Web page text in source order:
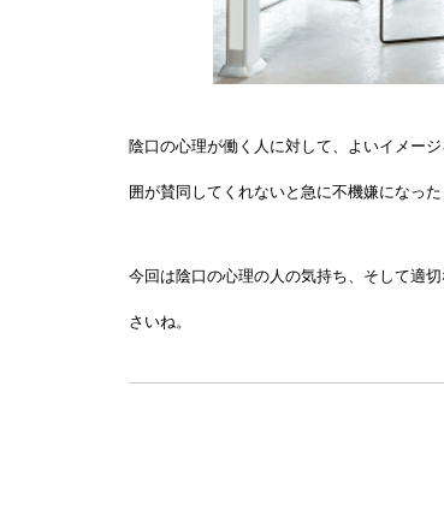
陰口の心理が働く人に対して、よいイメー
囲が賛同してくれないと急に不機嫌になっ
今回は陰口の心理の人の気持ち、そして適
さいね。